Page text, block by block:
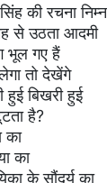
की रचना
से उठता आदमी
भूल गए हैं
तो देखेंगे
हुई बिखरी हुई
है?
का
का
के सौंदर्य का